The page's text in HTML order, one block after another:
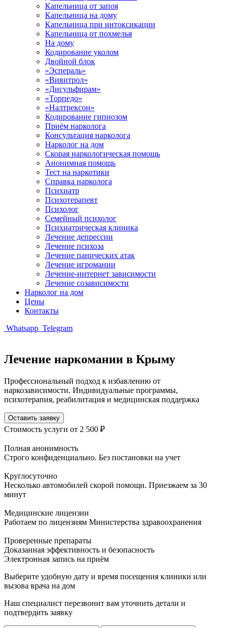
Капельница от запоя
Капельница на дому
Капельница при интоксикации
Капельница от похмелья
На дому
Кодирование уколом
Двойной блок
«Эспераль»
«Вивитрол»
«Дисульфирам»
«Торпедо»
«Налтрексон»
Кодирование гипнозом
Приём нарколога
Консультация нарколога
Нарколог на дом
Скорая наркологическая помощь
Анонимная помощь
Тест на наркотики
Справка нарколога
Психиатр
Психотерапевт
Психолог
Семейный психолог
Психиатрическая клиника
Лечение депрессии
Лечение психоза
Лечение панических атак
Лечение игромании
Лечение-интернет зависимости
Лечение созависимости
Нарколог на дом
Цены
Контакты
Whatsapp Telegram
Лечение наркомании в Крыму
Профессиональный подход к избавлению от
наркозависимости. Индивидуальные программы,
психотерапия, реабилитация и медицинская поддержка
Оставить заявку
Стоимость услуги от 2 500 ₽
Полная анонимность
Строго конфиденциально. Без постановки на учет
Круглосуточно
Несколько автомобилей скорой помощи. Приезжаем за 30
минут
Медицинские лицензии
Работаем по лицензиям Министерства здравоохранения
Проверенные препараты
Доказанная эффективность и безопасность
Электронная запись на приём
Выберите удобную дату и время посещения клиники или
вызова врача на дом
Наш специалист перезвонит вам уточнить детали и
подтвердить заявку